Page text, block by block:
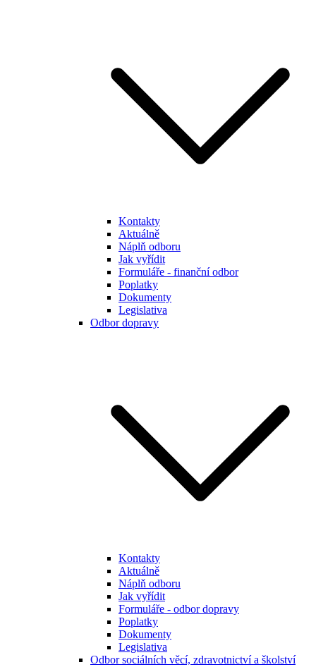
Kontakty
Aktuálně
Náplň odboru
Jak vyřídit
Formuláře - finanční odbor
Poplatky
Dokumenty
Legislativa
Odbor dopravy
Kontakty
Aktuálně
Náplň odboru
Jak vyřídit
Formuláře - odbor dopravy
Poplatky
Dokumenty
Legislativa
Odbor sociálních věcí, zdravotnictví a školství